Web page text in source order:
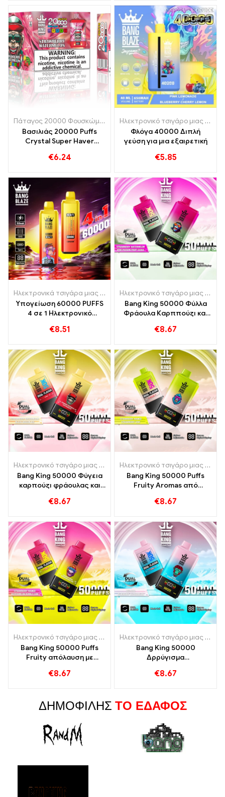
Πάταγος 20000 Φουσκώματα
Ηλεκτρονικά τσιγάρα μιας
Βασιλιάς 20000 Puffs
Crystal Super Haver
Coil
€6.24
Ηλεκτρονικό τσιγάρο μιας χρήσης με νικοτίνη
Φλόγα 40000 Διπλή
γεύση για μια εξαιρετική
€5.85
Ηλεκτρονικά τσιγάρα μιας χρήσης ,Ηλεκτρονικά τσιγάρα μιας
Υπογείωση 60000 PUFFS
4 σε 1 Ηλεκτρονικό
€8.51
Ηλεκτρονικό τσιγάρο μιας χρήσης με νικοτίνη
Bang King 50000 Φύλλα
Φράουλα Καρππούζι και
Γκουάβα Πάθους
€8.67
Ηλεκτρονικό τσιγάρο μιας χρήσης με νικοτίνη ,Ηλεκτρονικά
Bang King 50000 Φύγεια
καρπούζι φράουλας και
δράκου
€8.67
Ηλεκτρονικό τσιγάρο μιας χρήσης με νικοτίνη
Bang King 50000 Puffs
Fruity Aromas από
φράουλα Kiwi για μια
€8.67
Ηλεκτρονικό τσιγάρο μιας χρήσης με νικοτίνη ,Ηλεκτρονικά
Bang King 50000 Puffs
Fruity απόλαυση με
φράουλας και καρπούζι με
€8.67
Ηλεκτρονικό τσιγάρο μιας χρήσης με νικοτίνη
Bang King 50000
Δρρύγισμα
κόκκινου ταύρου και
€8.67
ΔΗΜΟΦΙΛΉΣ ΤΟ ΈΔΑΦΟΣ